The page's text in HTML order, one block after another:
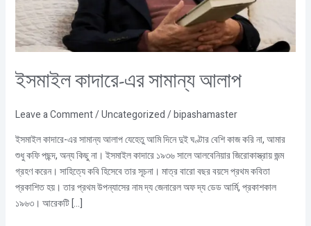
ইসমাইল কাদারে-এর সামান্য আলাপ
Leave a Comment/Uncategorized/bipashamaster
ইসমাইল কাদারে-এর সামান্য আলাপ যেহেতু আমি দিনে দুই ঘণ্টার বেশি কাজ করি না, আমার
শুধু কফি পছন্দ, অন্য কিছু না। ইসমাইল কাদারে ১৯৩৬ সালে আলবেনিয়ার জিরোকাস্ত্রায় জন্ম
গ্রহণ করেন। সাহিত্যে কবি হিসেবে তার সূচনা। মাত্র বারো বছর বয়সে প্রথম কবিতা
প্রকাশিত হয়। তার প্রথম উপন্যাসের নাম দ্য জেনারেল অফ দ্য ডেড আর্মি, প্রকাশকাল
১৯৬৩। আরেকটি […]